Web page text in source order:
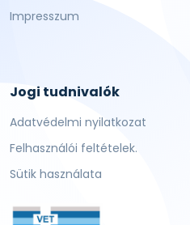
Impresszum
Jogi tudnivalók
Adatvédelmi nyilatkozat
Felhasználói feltételek.
Sütik használata